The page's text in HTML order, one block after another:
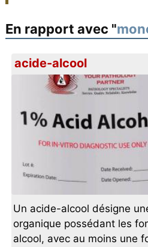
En rapport avec "
acide-alcool
Un acide-alcool désigne
organique possédant les
alcool, avec au moins une